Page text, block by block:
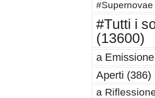
#Supernovae
#Tutti i
(13600)
a Emissione
Aperti (386)
a